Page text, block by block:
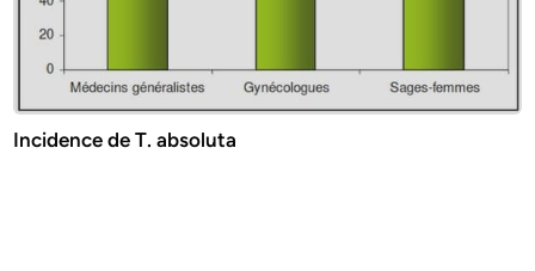
Incidence de T. absoluta